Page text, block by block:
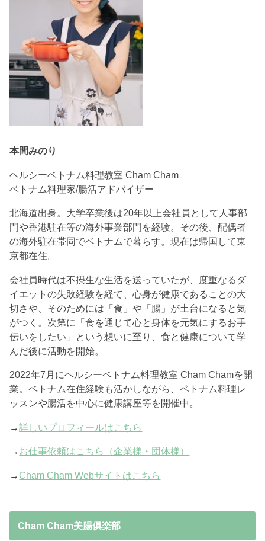
本間みのり
ヘルシーベトナム料理教室 Cham Cham
ベトナム料理家/腸活アドバイザー
北海道出身。大学卒業後は20年以上会社員として人事部
門や香港駐在等の海外事業部門を経験。その後、配偶者
の海外駐在帯同でベトナムで暮らす。現在は帰国して東
京都在住。
会社員時代は不摂生な生活を送っていたが、度重なるダ
イエットの失敗経験を経て、心身が健康であることの大
切さや、そのためには「食」や「腸」が土台になると気
がつく。次第に「食を通じて心と身体を元気にするお手
伝いをしたい」という想いに至り、食と健康について学
んだ後に活動を開始。
2022年7月にヘルシーベトナム料理教室 Cham Chamを開
業。ベトナム在住経験も活かしながら、ベトナム料理レ
ッスンや腸活を中心に健康講座等を開催中。
→詳しいプロフィールはこちら
→ お仕事依頼はこちら（企業様・団体様）
→ Cham Cham Webサイトはこちら
Cham Cham美腸俱楽部